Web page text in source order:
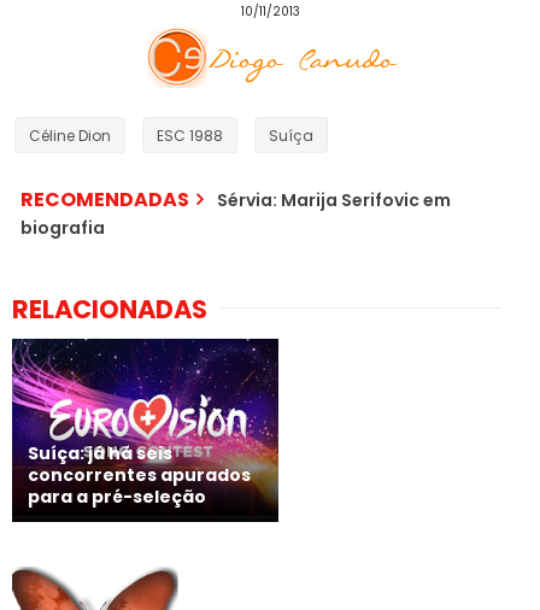
10/11/2013
Céline Dion ESC 1988 Suíça
RECOMENDADAS
Sérvia: Marija Serifovic em
biografia
RELACIONADAS
Suíça: já há seis
concorrentes apurados
para a pré-seleção